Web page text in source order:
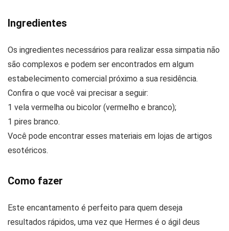
Ingredientes
Os ingredientes necessários para realizar essa simpatia não
são complexos e podem ser encontrados em algum
estabelecimento comercial próximo a sua residência.
Confira o que você vai precisar a seguir:
1 vela vermelha ou bicolor (vermelho e branco);
1 pires branco.
Você pode encontrar esses materiais em lojas de artigos
esotéricos.
Como fazer
Este encantamento é perfeito para quem deseja
resultados rápidos, uma vez que Hermes é o ágil deus